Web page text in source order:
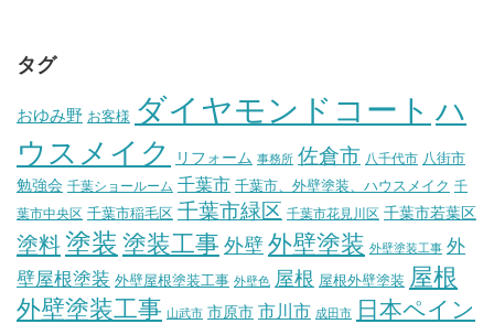
タグ
おゆみ野 お客様 ダイヤモンドコート ハ
ウスメイク
リフォーム 事務所 佐倉市 八千代市 八街市
勉強会 千葉ショールーム 千葉市 千葉市、外壁塗装、ハウスメイク 千
葉市中央区 千葉市稲毛区 千葉市緑区 千葉市花見川区 千葉市若葉区
塗料塗装 塗装工事 外壁 外壁塗装 外壁塗装工事 外
壁屋根塗装 外壁屋根塗装工事 外壁色 屋根 屋根外壁塗装 屋根
外壁塗装工事 山武市 市原市 市川市 成田市
日本ペイン